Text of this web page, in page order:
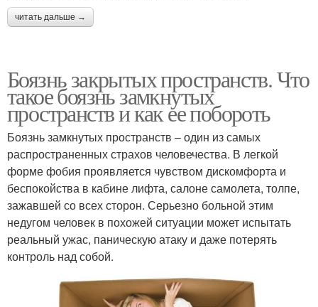
читать дальше →
Боязнь закрытых пространств. Что
такое боязнь замкнутых
пространств и как ее побороть
Боязнь замкнутых пространств – один из самых
распространенных страхов человечества. В легкой
форме фобия проявляется чувством дискомфорта и
беспокойства в кабине лифта, салоне самолета, толпе,
зажавшей со всех сторон. Серьезно больной этим
недугом человек в похожей ситуации может испытать
реальный ужас, паническую атаку и даже потерять
контроль над собой.